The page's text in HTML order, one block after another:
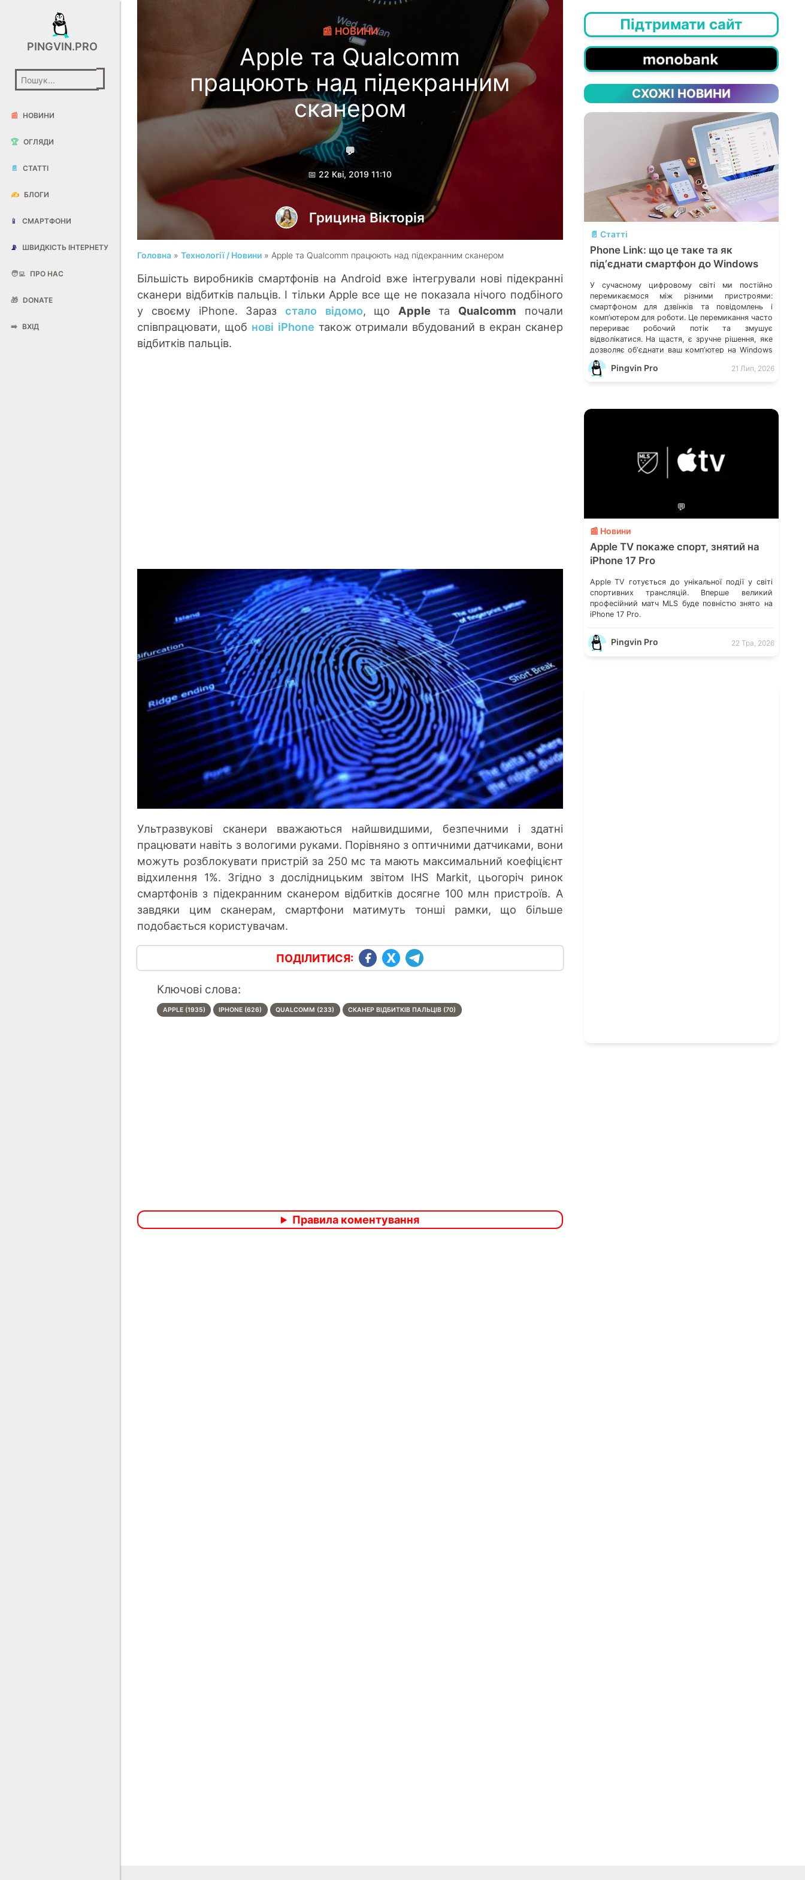
PINGVIN.PRO
📰 НОВИНИ
🏆 ОГЛЯДИ
📄 СТАТТІ
✍️ БЛОГИ
📱 СМАРТФОНИ
📡 ШВИДКІСТЬ ІНТЕРНЕТУ
🧑‍💻 ПРО НАС
🎁 DONATE
➡️ ВХІД
📰 НОВИНИ
Apple та Qualcomm
працюють над підекранним
сканером
💬
📅 22 Кві, 2019 11:10
Грицина Вікторія
Головна »Технології / Новини » Apple та Qualcomm працюють над підекранним сканером
Більшість виробників смартфонів на Android вже інтегрували нові підекранні
сканери відбитків пальців. І тільки Apple все ще не показала нічого подбіного
у своєму iPhone. Зараз стало відомо, що Apple та Qualcomm почали
співпрацювати, щоб нові iPhone також отримали вбудований в екран сканер
відбитків пальців.
Ультразвукові сканери вважаються найшвидшими, безпечними і здатні
працювати навіть з вологими руками. Порівняно з оптичними датчиками, вони
можуть розблокувати пристрій за 250 мс та мають максимальний коефіцієнт
відхилення 1%. Згідно з дослідницьким звітом IHS Markit, цьогоріч ринок
смартфонів з підекранним сканером відбитків досягне 100 млн пристроїв. А
завдяки цим сканерам, смартфони матимуть тонші рамки, що більше
подобається користувачам.
ПОДІЛИТИСЯ:
Ключові слова:
APPLE (1935) IPHONE (626) QUALCOMM (233) СКАНЕР ВІДБИТКІВ ПАЛЬЦІВ (70)
Правила коментування
Підтримати сайт
СХОЖІ НОВИНИ
💬
📄 Статті
Phone Link: що це таке та як
підʼєднати смартфон до Windows
У сучасному цифровому світі ми постійно
перемикаємося між різними пристроями:
смартфоном для дзвінків та повідомлень і
компʼютером для роботи. Це перемикання часто
перериває робочий потік та змушує
відволікатися. На щастя, є зручне рішення, яке
дозволяє обʼєднати ваш компʼютер на Windows
із мобільним пристроєм, чи то Android, чи iOS.
Йдеться про застосунок Звʼязок зі смартфоном
Pingvin Pro 21 Лип, 2026
💬
📰 Новини
Apple TV покаже спорт, знятий на
iPhone 17 Pro
Apple TV готується до унікальної події у світі
спортивних трансляцій. Вперше великий
професійний матч MLS буде повністю знято на
iPhone 17 Pro.
Pingvin Pro 22 Тра, 2026